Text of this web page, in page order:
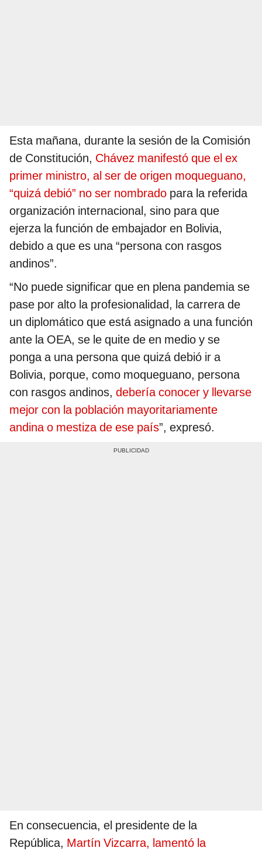
Esta mañana, durante la sesión de la Comisión
de Constitución, Chávez manifestó que el ex
primer ministro, al ser de origen moqueguano,
“quizá debió” no ser nombrado para la referida
organización internacional, sino para que
ejerza la función de embajador en Bolivia,
debido a que es una “persona con rasgos
andinos”.
“No puede significar que en plena pandemia se
pase por alto la profesionalidad, la carrera de
un diplomático que está asignado a una función
ante la OEA, se le quite de en medio y se
ponga a una persona que quizá debió ir a
Bolivia, porque, como moqueguano, persona
con rasgos andinos, debería conocer y llevarse
mejor con la población mayoritariamente
andina o mestiza de ese país”, expresó.
En consecuencia, el presidente de la
República, Martín Vizcarra, lamentó la